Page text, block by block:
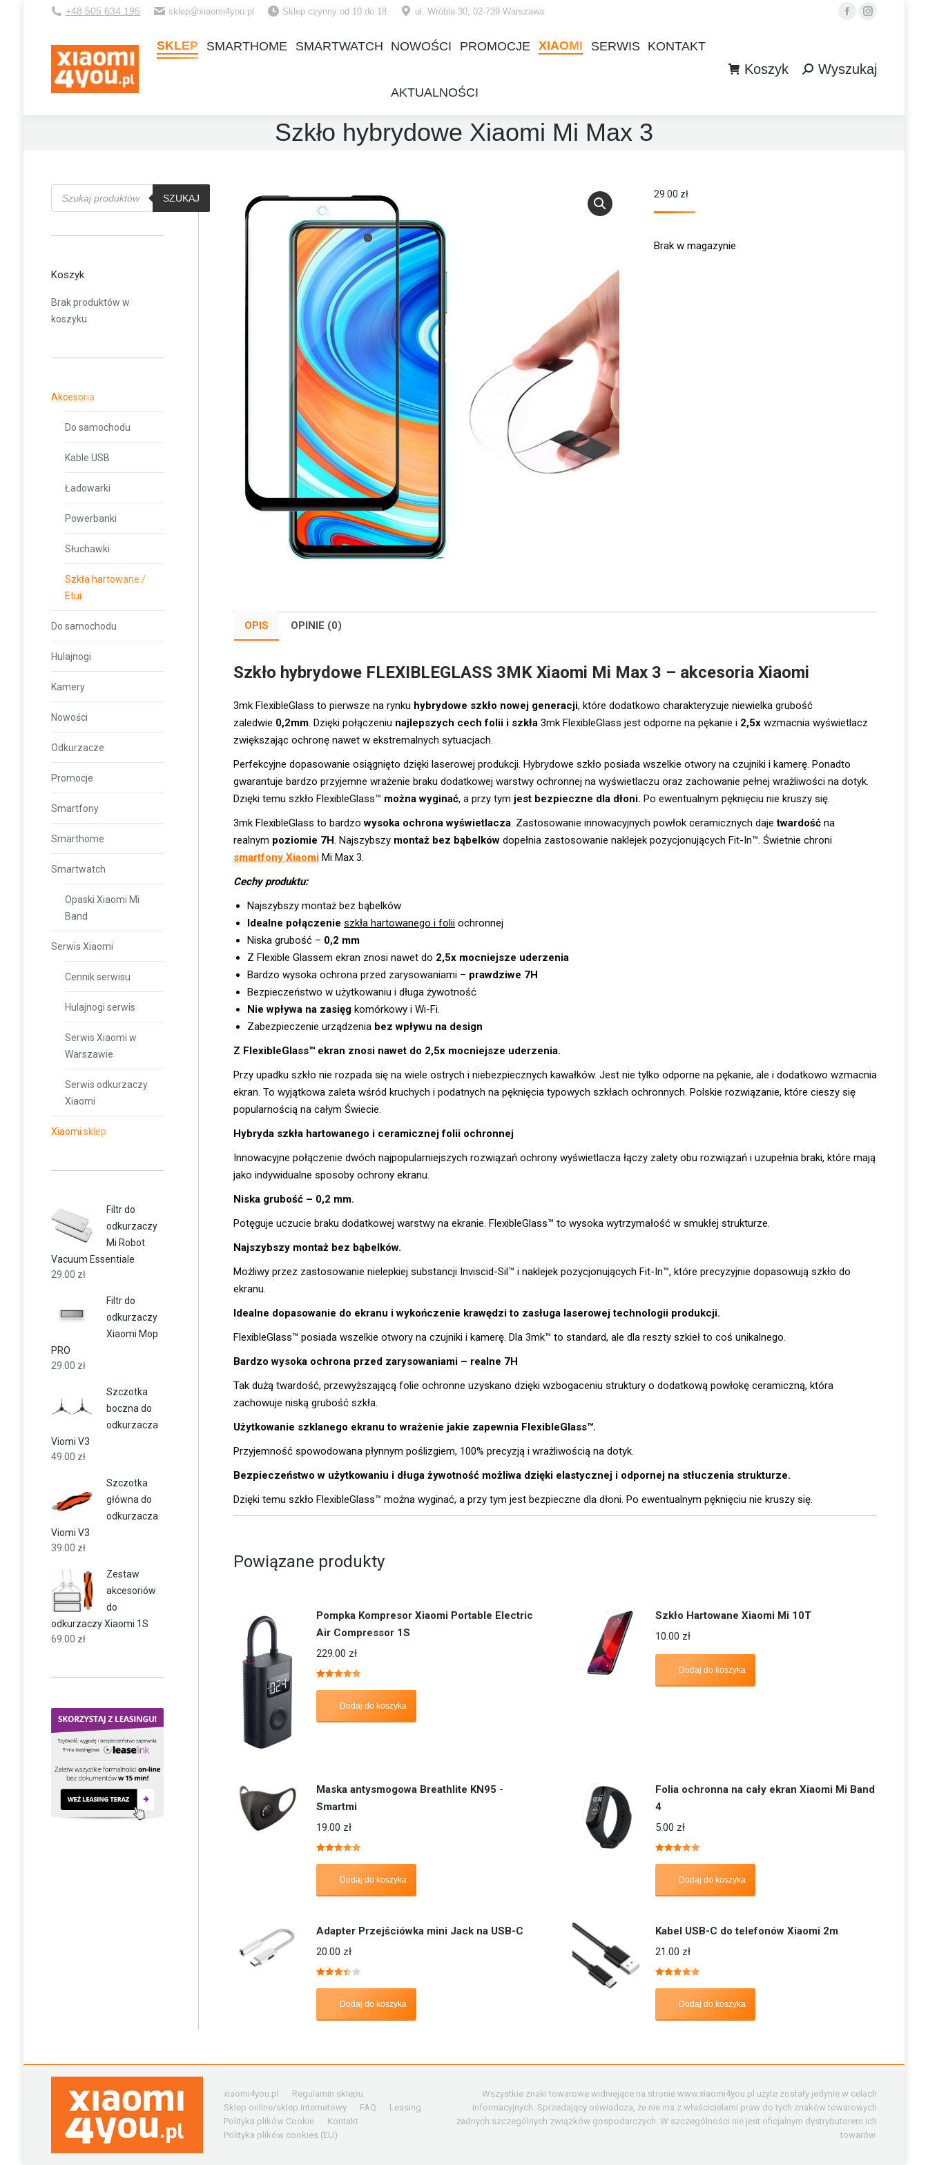
+48 505 634 195 sklep@xiaomi4you.pl Sklep czynny od 10 do 18 ul. Wróbla 30, 02-739 Warszawa
FacebookInstagram
SKLEP SMARTHOME SMARTWATCH NOWOŚCI PROMOCJE XIAOMI SERWIS KONTAKT
AKTUALNOŚCI
Koszyk Szukaj:Wyszukaj
Szkło hybrydowe Xiaomi Mi Max 3
29.00 zł
Brak w magazynie
OPIS OPINIE (0)
Szkło hybrydowe FLEXIBLEGLASS 3MK Xiaomi Mi Max 3 – akcesoria Xiaomi
3mk FlexibleGlass to pierwsze na rynku hybrydowe szkło nowej generacji, które dodatkowo charakteryzuje niewielka grubość
zaledwie 0,2mm. Dzięki połączeniu najlepszych cech folii i szkła3mk FlexibleGlass jest odporne na pękanie i 2,5xwzmacnia wyświetlacz
zwiększając ochronę nawet w ekstremalnych sytuacjach.
Perfekcyjne dopasowanie osiągnięto dzięki laserowej produkcji. Hybrydowe szkło posiada wszelkie otwory na czujniki i kamerę. Ponadto
gwarantuje bardzo przyjemne wrażenie braku dodatkowej warstwy ochronnej na wyświetlaczu oraz zachowanie pełnej wrażliwości na dotyk.
Dzięki temu szkło FlexibleGlass™ można wyginać, a przy tym jest bezpieczne dla dłoni. Po ewentualnym pęknięciu nie kruszy się.
3mk FlexibleGlass to bardzowysoka ochrona wyświetlacza. Zastosowanie innowacyjnych powłok ceramicznych dajetwardośćna
realnym poziomie 7H. Najszybszy montaż bez bąbelkówdopełnia zastosowanie naklejek pozycjonujących Fit-In™. Świetnie chroni
smartfony XiaomiMi Max 3.
Cechy produktu:
Najszybszy montaż bez bąbelków
Idealne połączenie szkła hartowanego i foliiochronnej
Niska grubość – 0,2 mm
Z Flexible Glassem ekran znosi nawet do 2,5x mocniejsze uderzenia
Bardzo wysoka ochrona przed zarysowaniami – prawdziwe 7H
Bezpieczeństwo w użytkowaniu i długa żywotność
Nie wpływa na zasięgkomórkowy i Wi-Fi.
Zabezpieczenie urządzenia bez wpływu na design
Z FlexibleGlass™ ekran znosi nawet do 2,5x mocniejsze uderzenia.
Przy upadku szkło nie rozpada się na wiele ostrych i niebezpiecznych kawałków. Jest nie tylko odporne na pękanie, ale i dodatkowo wzmacnia
ekran. To wyjątkowa zaleta wśród kruchych i podatnych na pęknięcia typowych szkłach ochronnych. Polskie rozwiązanie, które cieszy się
popularnością na całym Świecie.
Hybryda szkła hartowanego i ceramicznej folii ochronnej
Innowacyjne połączenie dwóch najpopularniejszych rozwiązań ochrony wyświetlacza łączy zalety obu rozwiązań i uzupełnia braki, które mają
jako indywidualne sposoby ochrony ekranu.
Niska grubość – 0,2 mm.
Potęguje uczucie braku dodatkowej warstwy na ekranie. FlexibleGlass™ to wysoka wytrzymałość w smukłej strukturze.
Najszybszy montaż bez bąbelków.
Możliwy przez zastosowanie nielepkiej substancji Inviscid­-Sil™ i naklejek pozycjonujących Fit­-In™, które precyzyjnie dopasowują szkło do
ekranu.
Idealne dopasowanie do ekranu i wykończenie krawędzi to zasługa laserowej technologii produkcji.
FlexibleGlass™ posiada wszelkie otwory na czujniki i kamerę. Dla 3mk™ to standard, ale dla reszty szkieł to coś unikalnego.
Bardzo wysoka ochrona przed zarysowaniami – realne 7H
Tak dużą twardość, przewyższającą folie ochronne uzyskano dzięki wzbogaceniu struktury o dodatkową powłokę ceramiczną, która
zachowuje niską grubość szkła.
Użytkowanie szklanego ekranu to wrażenie jakie zapewnia FlexibleGlass™.
Przyjemność spowodowana płynnym poślizgiem, 100% precyzją i wrażliwością na dotyk.
Bezpieczeństwo w użytkowaniu i długa żywotność możliwa dzięki elastycznej i odpornej na stłuczenia strukturze.
Dzięki temu szkło FlexibleGlass™ można wyginać, a przy tym jest bezpieczne dla dłoni. Po ewentualnym pęknięciu nie kruszy się.
Powiązane produkty
Pompka Kompresor Xiaomi Portable Electric
Air Compressor 1S
229.00 zł
Dodaj do koszyka
Szkło Hartowane Xiaomi Mi 10T
10.00 zł
Dodaj do koszyka
Maska antysmogowa Breathlite KN95 -
Smartmi
19.00 zł
5.00
Dodaj do koszyka
Folia ochronna na cały ekran Xiaomi Mi Band
4
5.00 zł
5.00
Dodaj do koszyka
Adapter Przejściówka mini Jack na USB-C
20.00 zł
3.40
Dodaj do koszyka
Kabel USB-C do telefonów Xiaomi 2m
21.00 zł
5.00
Dodaj do koszyka
Wyszukiwarka
produktów
SZUKAJ
Koszyk
Brak produktów w
koszyku.
Akcesoria
Do samochodu
Kable USB
Ładowarki
Powerbanki
Słuchawki
Szkła hartowane /
Etui
Do samochodu
Hulajnogi
Kamery
Nowości
Odkurzacze
Promocje
Smartfony
Smarthome
Smartwatch
Opaski Xiaomi Mi
Band
Serwis Xiaomi
Cennik serwisu
Hulajnogi serwis
Serwis Xiaomi w
Warszawie
Serwis odkurzaczy
Xiaomi
Xiaomi sklep
Filtr do
odkurzaczy
Mi Robot
Vacuum Essentiale
29.00 zł
Filtr do
odkurzaczy
Xiaomi Mop
PRO
29.00 zł
Szczotka
boczna do
odkurzacza
Viomi V3
49.00 zł
Szczotka
główna do
odkurzacza
Viomi V3
39.00 zł
Zestaw
akcesoriów
do
odkurzaczy Xiaomi 1S
69.00 zł
xiaomi4you.pl
Regulamin sklepu
Sklep online/sklep internetowy
FAQ
Leasing
Polityka plików Cookie
Kontakt
Polityka plików cookies (EU)
Wszystkie znaki towarowe widniejące na stronie www.xiaomi4you.pl użyte zostały jedynie w celach
informacyjnych. Sprzedający oświadcza, że nie ma z właścicielami praw do tych znaków towarowych
żadnych szczególnych związków gospodarczych. W szczególności nie jest oficjalnym dystrybutorem ich
towarów.